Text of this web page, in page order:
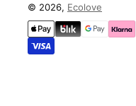
© 2026, Ecolove
Métodos
de
pagamento